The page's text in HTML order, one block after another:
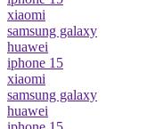
xiaomi
samsung galaxy
huawei
iphone 15
xiaomi
samsung galaxy
huawei